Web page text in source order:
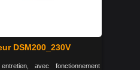
DSM200_230V
avec fonctionnement